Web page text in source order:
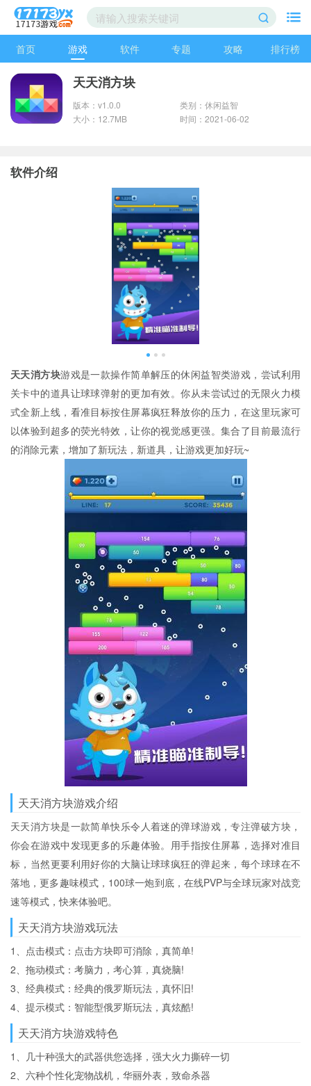
首页 游戏 软件 专题 攻略 排行榜
天天消方块
版本：v1.0.0
类别：休闲益智
大小：12.7MB
时间：2021-06-02
软件介绍
天天消方块游戏是一款操作简单解压的休闲益智类游戏，尝试利用
关卡中的道具让球球弹射的更加有效。你从未尝试过的无限火力模
式全新上线，看准目标按住屏幕疯狂释放你的压力，在这里玩家可
以体验到超多的荧光特效，让你的视觉感更强。集合了目前最流行
的消除元素，增加了新玩法，新道具，让游戏更加好玩~
天天消方块游戏介绍
天天消方块是一款简单快乐令人着迷的弹球游戏，专注弹破方块，
你会在游戏中发现更多的乐趣体验。用手指按住屏幕，选择对准目
标，当然更要利用好你的大脑让球球疯狂的弹起来，每个球球在不
落地，更多趣味模式，100球一炮到底，在线PVP与全球玩家对战竞
速等模式，快来体验吧。
天天消方块游戏玩法
1、点击模式：点击方块即可消除，真简单!
2、拖动模式：考脑力，考心算，真烧脑!
3、经典模式：经典的俄罗斯玩法，真怀旧!
4、提示模式：智能型俄罗斯玩法，真炫酷!
天天消方块游戏特色
1、几十种强大的武器供您选择，强大火力撕碎一切
2、六种个性化宠物战机，华丽外表，致命杀器